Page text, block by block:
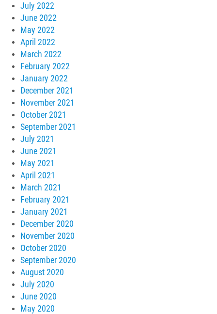
July 2022
June 2022
May 2022
April 2022
March 2022
February 2022
January 2022
December 2021
November 2021
October 2021
September 2021
July 2021
June 2021
May 2021
April 2021
March 2021
February 2021
January 2021
December 2020
November 2020
October 2020
September 2020
August 2020
July 2020
June 2020
May 2020